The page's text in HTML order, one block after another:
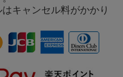
キャンセル料がかかり